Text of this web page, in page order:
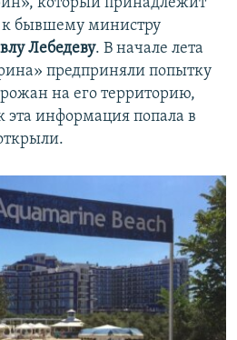
к бывшему министру
Лебедеву. В начале лета
предприняли попытку
на его территорию,
эта информация попала в